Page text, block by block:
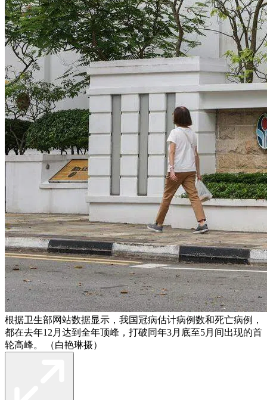
根据卫生部网站数据显示，我国冠病估计病例数和死亡病例，
都在去年12月达到全年顶峰，打破同年3月底至5月间出现的首
轮高峰。 （白艳琳摄）